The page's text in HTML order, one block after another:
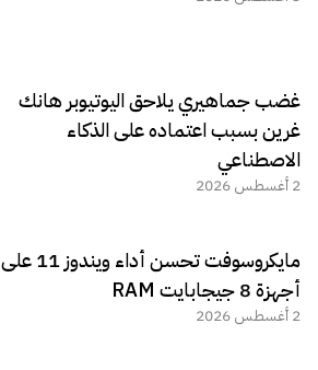
غضب جماهيري يلاحق اليوتيوبر هانك
غرين بسبب اعتماده على الذكاء
الاصطناعي
2 أغسطس 2026
مايكروسوفت تحسن أداء ويندوز 11 على
أجهزة 8 جيجابايت RAM
2 أغسطس 2026